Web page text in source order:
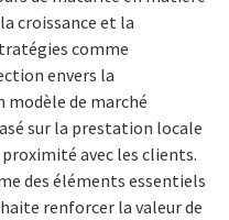
croissance et la
comme
envers la
de marché
sur la prestation locale
proximité avec les clients.
des éléments essentiels
renforcer la valeur de